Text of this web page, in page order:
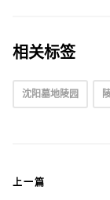
相关标签
沈阳墓地陵园
上一篇